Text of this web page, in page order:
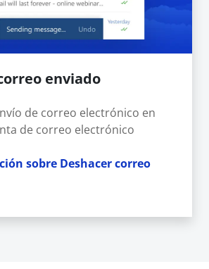
enviado
de correo electrónico en
de correo electrónico
sobre Deshacer correo